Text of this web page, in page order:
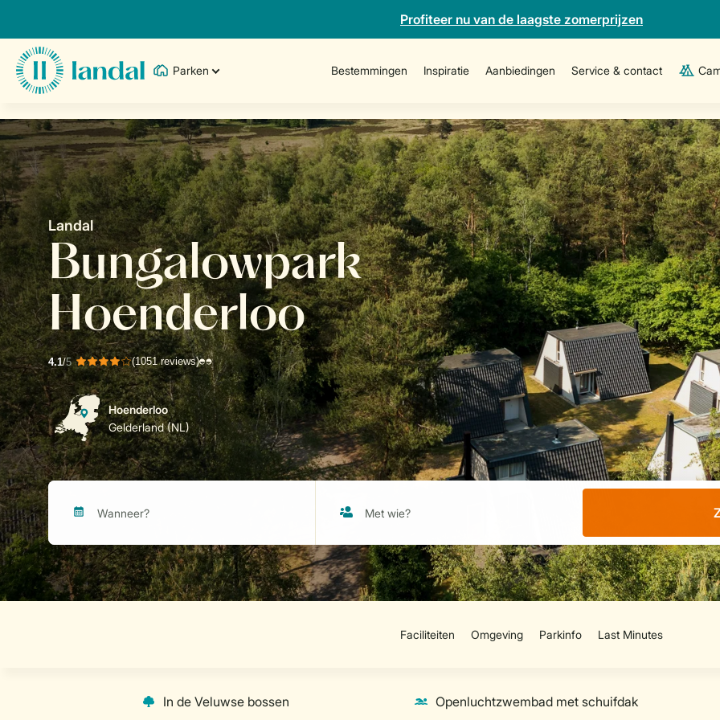
Profiteer nu van de laagste zomerprijzen
Parken Bestemmingen Inspiratie Aanbiedingen Service & contact